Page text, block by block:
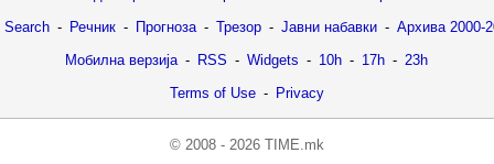
Search - Речник - Прогноза - Трезор - Јавни набавки - Архива 2000-
Мобилна верзија - RSS - Widgets - 10h - 17h - 23h
Terms of Use - Privacy
© 2008 - 2026 TIME.mk